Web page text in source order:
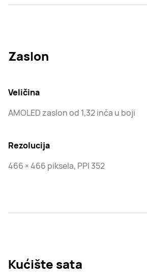
Zaslon
Veličina
AMOLED zaslon od 1,32 inča u boji
Rezolucija
466 × 466 piksela, PPI 352
Kućište sata